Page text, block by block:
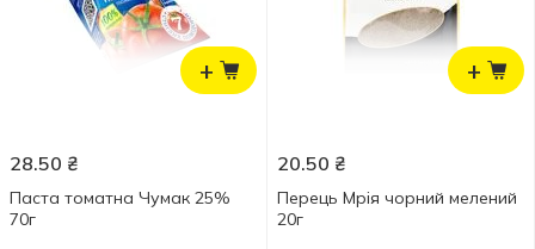
+
28.50 ₴
Паста томатна Чумак 25%
70г
+
20.50 ₴
Перець Мрія чорний мелений
20г